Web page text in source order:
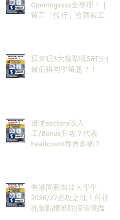
Openingssss全整理！｜
留言「投行」拎齊報工
原來呢3大類型嘅S&T先係
最值得同學留意？！
邊啲sectors嘅人
工/Bonus升咗？代表
headcount都會多啲？
香港同新加坡大學生
2026/27必攻之地！仲掙
扎緊點樣喺呢個環境搵到